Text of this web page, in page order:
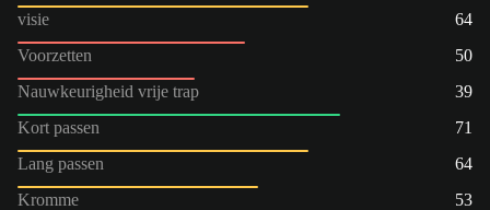
visie
64
Voorzetten
50
Nauwkeurigheid vrije trap
39
Kort passen
71
Lang passen
64
Kromme
53